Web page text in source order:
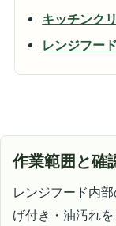
キッチンク
レンジフー
作業範囲と確
レンジフード内
げ付き・油汚れ